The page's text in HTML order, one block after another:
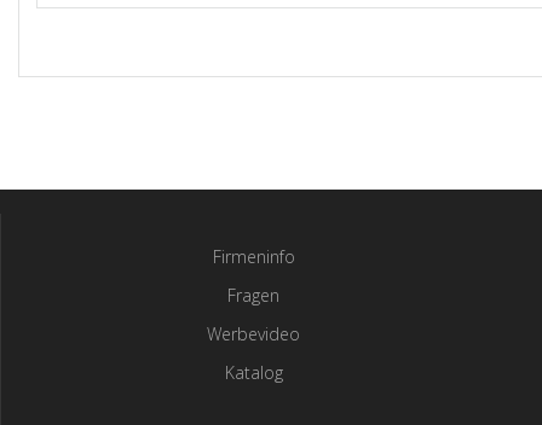
Firmeninfo
Fragen
Werbevideo
Katalog